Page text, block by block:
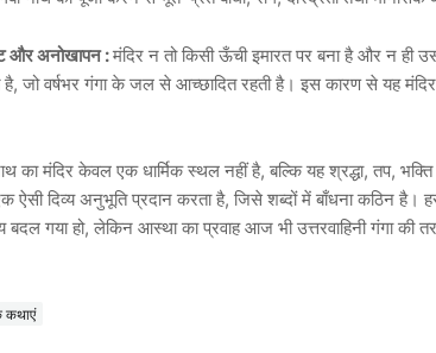
और अनोखापन :मंदिर न तो किसी ऊँची इमारत पर बना है और न ही
है, जो वर्षभर गंगा के जल से आच्छादित रहती है। इस कारण से यह
का मंदिर केवल एक धार्मिक स्थल नहीं है, बल्कि यह श्रद्धा, तप,
ऐसी दिव्य अनुभूति प्रदान करता है, जिसे शब्दों में बाँधना कठिन है।
गया हो, लेकिन आस्था का प्रवाह आज भी उत्तरवाहिनी गंगा की
कथाएं